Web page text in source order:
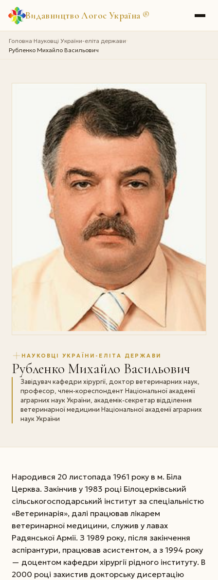
Видавництво Логос Україна ®
Головна›Науковці України-еліта держави›
Рубленко Михайло Васильович
НАУКОВЦІ УКРАЇНИ-ЕЛІТА ДЕРЖАВИ
Рубленко Михайло Васильович
Завідувач кафедри хірургії, доктор ветеринарних наук,
професор, член-кореспондент Національної академії
аграрних наук України, академік-секретар відділення
ветеринарної медицини Національної академії аграрних
наук України
Народився 20 листопада 1961 року в м. Біла
Церква. Закінчив у 1983 році Білоцерківський
сільськогосподарський інститут за спеціальністю
«Ветеринарія», далі працював лікарем
ветеринарної медицини, служив у лавах
Радянської Армії. З 1989 року, після закінчення
аспірантури, працював асистентом, а з 1994 року
— доцентом кафедри хірургії рідного інституту. В
2000 році захистив докторську дисертацію